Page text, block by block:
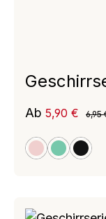
rosagreen
Verkaufspreis:
Ab 5,90 € 6,95